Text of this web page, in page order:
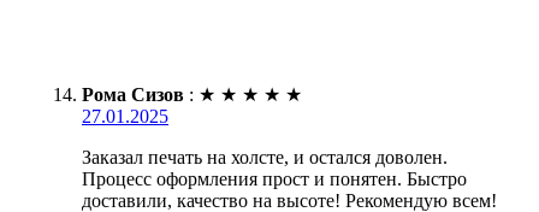
Рома Сизов : ★ ★ ★ ★ ★
27.01.2025
Заказал печать на холсте, и остался доволен.
Процесс оформления прост и понятен. Быстро
доставили, качество на высоте! Рекомендую всем!